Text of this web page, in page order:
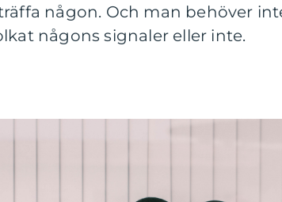
någon. Och man behöver
någons signaler eller inte.